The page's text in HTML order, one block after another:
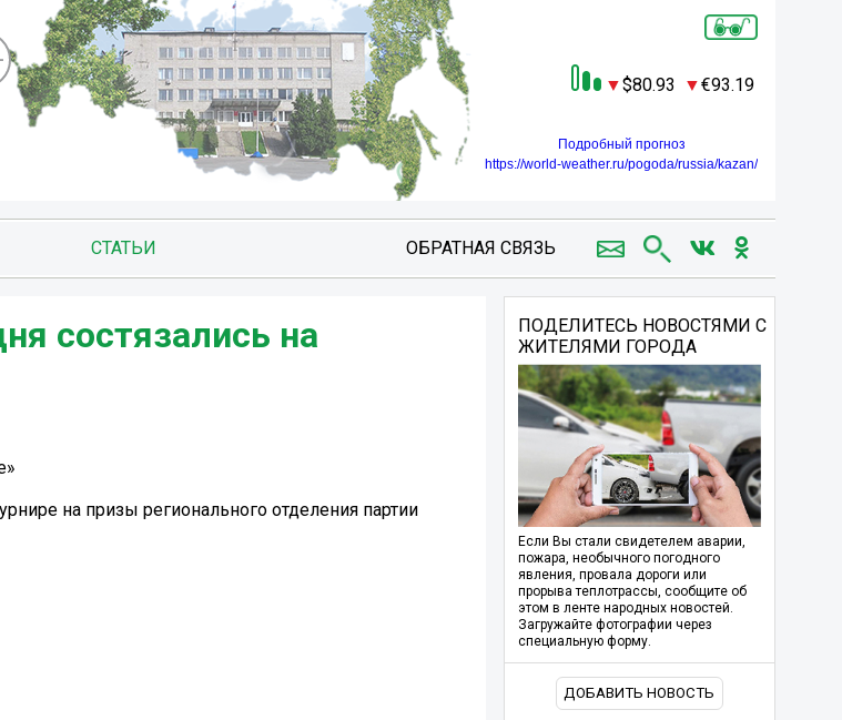
80.93 93.19
Подробный прогноз
https://world-weather.ru/pogoda/russia/kazan/
СТАТЬИ ОБРАТНАЯ СВЯЗЬ
состязались на
на призы регионального отделения партии
ПОДЕЛИТЕСЬ НОВОСТЯМИ С
ЖИТЕЛЯМИ ГОРОДА
Если Вы стали свидетелем аварии,
пожара, необычного погодного
явления, провала дороги или
прорыва теплотрассы, сообщите об
этом в ленте народных новостей.
Загружайте фотографии через
специальную форму.
ДОБАВИТЬ НОВОСТЬ